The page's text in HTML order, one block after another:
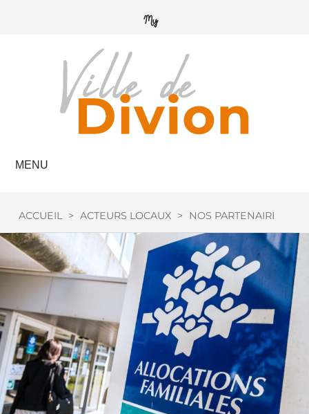
MENU
ACCUEIL > ACTEURS LOCAUX > NOS PARTENAIRES